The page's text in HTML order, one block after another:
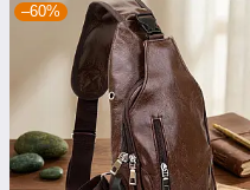
–60%